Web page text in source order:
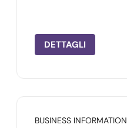
DETTAGLI
BUSINESS INFORMATION